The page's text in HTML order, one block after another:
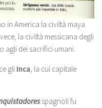
in America la civiltà maya
la civiltà messicana degli
agli dei sacrifici umani.
gli Inca, la cui capitale
spagnoli fu